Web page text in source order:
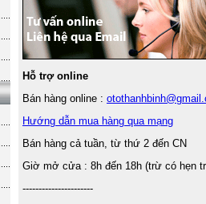
Hỗ trợ online
Bán hàng online :
Hướng dẫn mua hàng qua mạng
Bán hàng cả tuần, từ thứ 2 đến CN
Giờ mở cửa : 8h đến 18h (trừ có hẹn
----------------------